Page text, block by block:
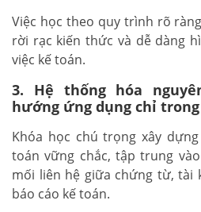
Việc học theo quy trình rõ
rời rạc kiến thức và dễ dàng
việc kế toán.
3. Hệ thống hóa
hướng ứng dụng chỉ
Khóa học chú trọng xây
toán vững chắc, tập trung
mối liên hệ giữa chứng từ, tài
báo cáo kế toán.